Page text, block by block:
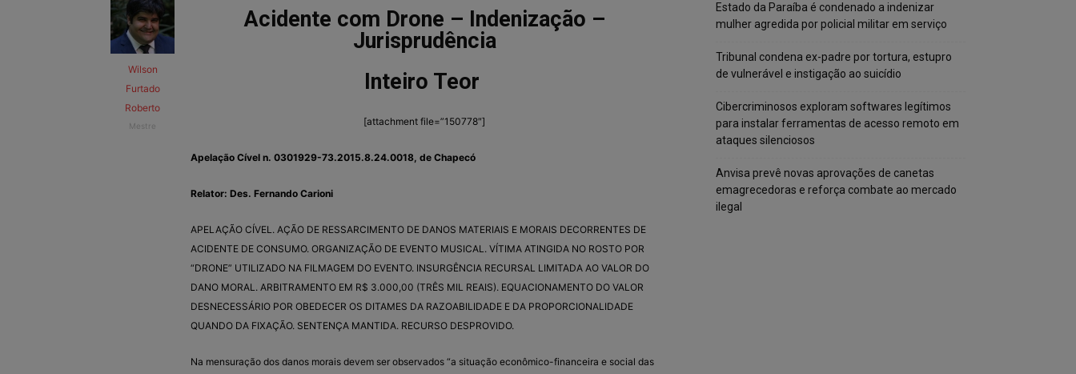
Wilson
Furtado
Roberto
Mestre
Acidente com Drone – Indenização –
Jurisprudência
Inteiro Teor
[attachment file=”150778″]
Apelação Cível n. 0301929-73.2015.8.24.0018, de Chapecó
Relator: Des. Fernando Carioni
APELAÇÃO CÍVEL. AÇÃO DE RESSARCIMENTO DE DANOS MATERIAIS E MORAIS DECORRENTES DE
ACIDENTE DE CONSUMO. ORGANIZAÇÃO DE EVENTO MUSICAL. VÍTIMA ATINGIDA NO ROSTO POR
“DRONE” UTILIZADO NA FILMAGEM DO EVENTO. INSURGÊNCIA RECURSAL LIMITADA AO VALOR DO
DANO MORAL. ARBITRAMENTO EM R$ 3.000,00 (TRÊS MIL REAIS). EQUACIONAMENTO DO VALOR
DESNECESSÁRIO POR OBEDECER OS DITAMES DA RAZOABILIDADE E DA PROPORCIONALIDADE
QUANDO DA FIXAÇÃO. SENTENÇA MANTIDA. RECURSO DESPROVIDO.
Na mensuração dos danos morais devem ser observados “a situação econômico-financeira e social das
Estado da Paraíba é condenado a indenizar
mulher agredida por policial militar em serviço
Tribunal condena ex-padre por tortura, estupro
de vulnerável e instigação ao suicídio
Cibercriminosos exploram softwares legítimos
para instalar ferramentas de acesso remoto em
ataques silenciosos
Anvisa prevê novas aprovações de canetas
emagrecedoras e reforça combate ao mercado
ilegal